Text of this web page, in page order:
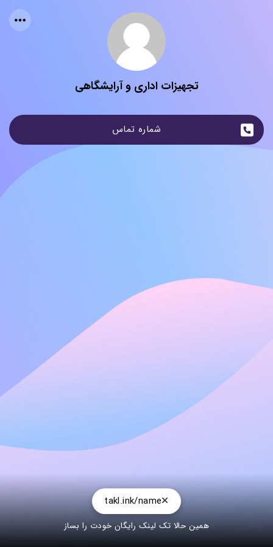
تجهیزات اداری و آرایشگاهی
شماره تماس
takl.ink/name
همین حالا تک لینک رایگان خودت را بساز